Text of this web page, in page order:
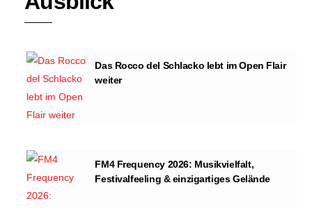
Das Rocco del Schlacko lebt im Open Flair
weiter
FM4 Frequency 2026: Musikvielfalt,
Festivalfeeling & einzigartiges Gelände